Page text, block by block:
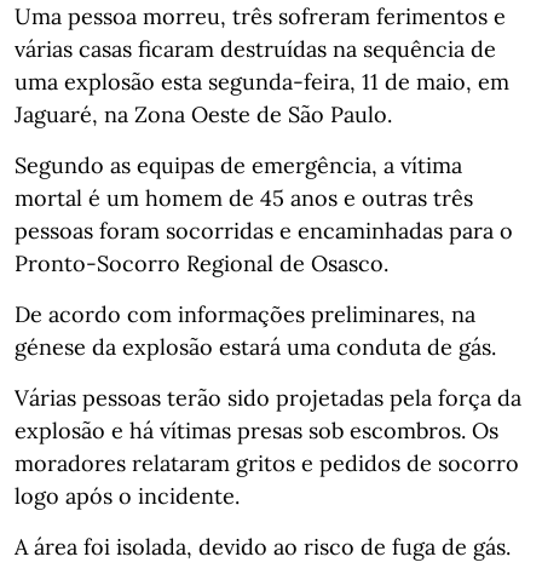
Uma pessoa morreu, três sofreram ferimentos e
várias casas ficaram destruídas na sequência de
uma explosão esta segunda-feira, 11 de maio, em
Jaguaré, na Zona Oeste de São Paulo.
Segundo as equipas de emergência, a vítima
mortal é um homem de 45 anos e outras três
pessoas foram socorridas e encaminhadas para o
Pronto-Socorro Regional de Osasco.
De acordo com informações preliminares, na
génese da explosão estará uma conduta de gás.
Várias pessoas terão sido projetadas pela força da
explosão e há vítimas presas sob escombros. Os
moradores relataram gritos e pedidos de socorro
logo após o incidente.
A área foi isolada, devido ao risco de fuga de gás.